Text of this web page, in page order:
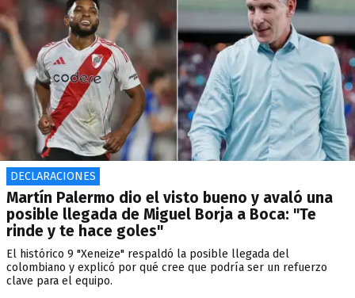
DECLARACIONES
Martín Palermo dio el visto bueno y avaló una
posible llegada de Miguel Borja a Boca: "Te
rinde y te hace goles"
El histórico 9 "Xeneize" respaldó la posible llegada del
colombiano y explicó por qué cree que podría ser un refuerzo
clave para el equipo.